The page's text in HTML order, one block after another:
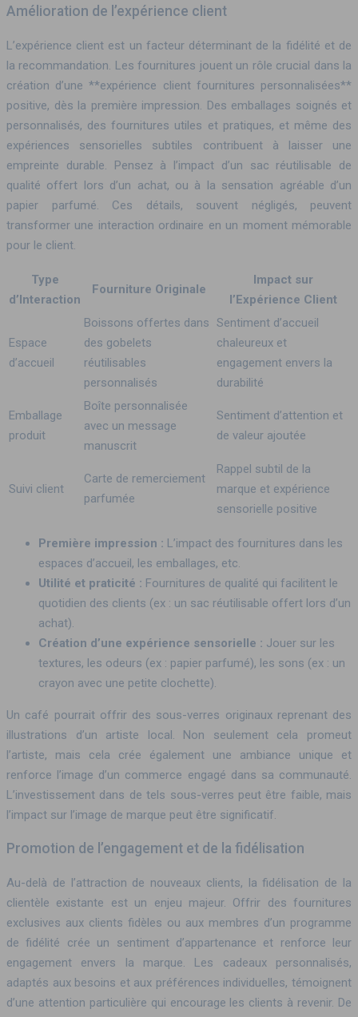
Amélioration de l’expérience client
L’expérience client est un facteur déterminant de la fidélité et de
la recommandation. Les fournitures jouent un rôle crucial dans la
création d’une **expérience client fournitures personnalisées**
positive, dès la première impression. Des emballages soignés et
personnalisés, des fournitures utiles et pratiques, et même des
expériences sensorielles subtiles contribuent à laisser une
empreinte durable. Pensez à l’impact d’un sac réutilisable de
qualité offert lors d’un achat, ou à la sensation agréable d’un
papier parfumé. Ces détails, souvent négligés, peuvent
transformer une interaction ordinaire en un moment mémorable
pour le client.
Type
d’Interaction
Fourniture Originale
Impact sur
l’Expérience Client
Espace
d’accueil
Boissons offertes dans
des gobelets
réutilisables
personnalisés
Sentiment d’accueil
chaleureux et
engagement envers la
durabilité
Emballage
produit
Boîte personnalisée
avec un message
manuscrit
Sentiment d’attention et
de valeur ajoutée
Suivi client
Carte de remerciement
parfumée
Rappel subtil de la
marque et expérience
sensorielle positive
Première impression : L’impact des fournitures dans les
espaces d’accueil, les emballages, etc.
Utilité et praticité : Fournitures de qualité qui facilitent le
quotidien des clients (ex : un sac réutilisable offert lors d’un
achat).
Création d’une expérience sensorielle : Jouer sur les
textures, les odeurs (ex : papier parfumé), les sons (ex : un
crayon avec une petite clochette).
Un café pourrait offrir des sous-verres originaux reprenant des
illustrations d’un artiste local. Non seulement cela promeut
l’artiste, mais cela crée également une ambiance unique et
renforce l’image d’un commerce engagé dans sa communauté.
L’investissement dans de tels sous-verres peut être faible, mais
l’impact sur l’image de marque peut être significatif.
Promotion de l’engagement et de la fidélisation
Au-delà de l’attraction de nouveaux clients, la fidélisation de la
clientèle existante est un enjeu majeur. Offrir des fournitures
exclusives aux clients fidèles ou aux membres d’un programme
de fidélité crée un sentiment d’appartenance et renforce leur
engagement envers la marque. Les cadeaux personnalisés,
adaptés aux besoins et aux préférences individuelles, témoignent
d’une attention particulière qui encourage les clients à revenir. De